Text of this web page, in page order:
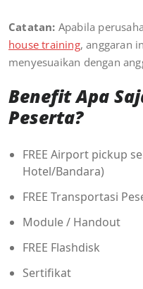
Catatan: Apabila
house training, anggaran
menyesuaikan dengan
Benefit Apa
Peserta?
FREE Airport pickup
Hotel/Bandara)
FREE Transportasi
Module / Handout
FREE Flashdisk
Sertifikat